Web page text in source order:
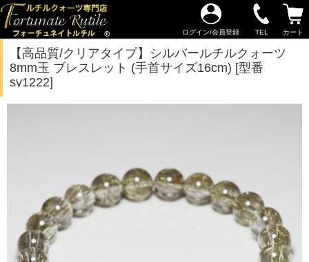
ログイン/会員登録 TEL カート
【高品質/クリアタイプ】シルバールチルクォーツ
8mm玉 ブレスレット (手首サイズ16cm) [型番
sv1222]